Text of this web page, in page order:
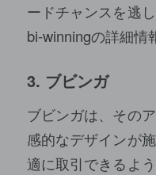
ードチャンスを逃
bi-winningの詳細情
3. ブビンガ
ブビンガは、その
感的なデザインが
適に取引できるよ